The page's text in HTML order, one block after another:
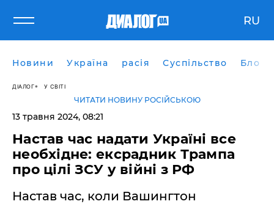
RU
Новини Україна расія Суспільство Блоги
ДІАЛОГ У СВІТІ
ЧИТАТИ НОВИНУ РОСІЙСЬКОЮ
13 травня 2024, 08:21
Настав час надати Україні все
необхідне: ексрадник Трампа
про цілі ЗСУ у війні з РФ
Настав час, коли Вашингтон